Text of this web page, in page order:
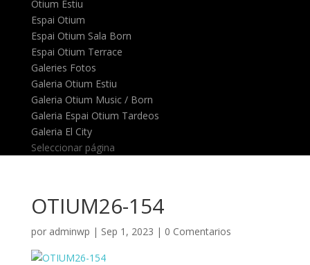
Otium Estiu
Espai Otium
Espai Otium Sala Born
Espai Otium Terrace
Galeries Fotos
Galeria Otium Estiu
Galeria Otium Music / Born
Galeria Espai Otium Tardeos
Galeria El City
Seleccionar página
OTIUM26-154
por adminwp | Sep 1, 2023 | 0 Comentarios